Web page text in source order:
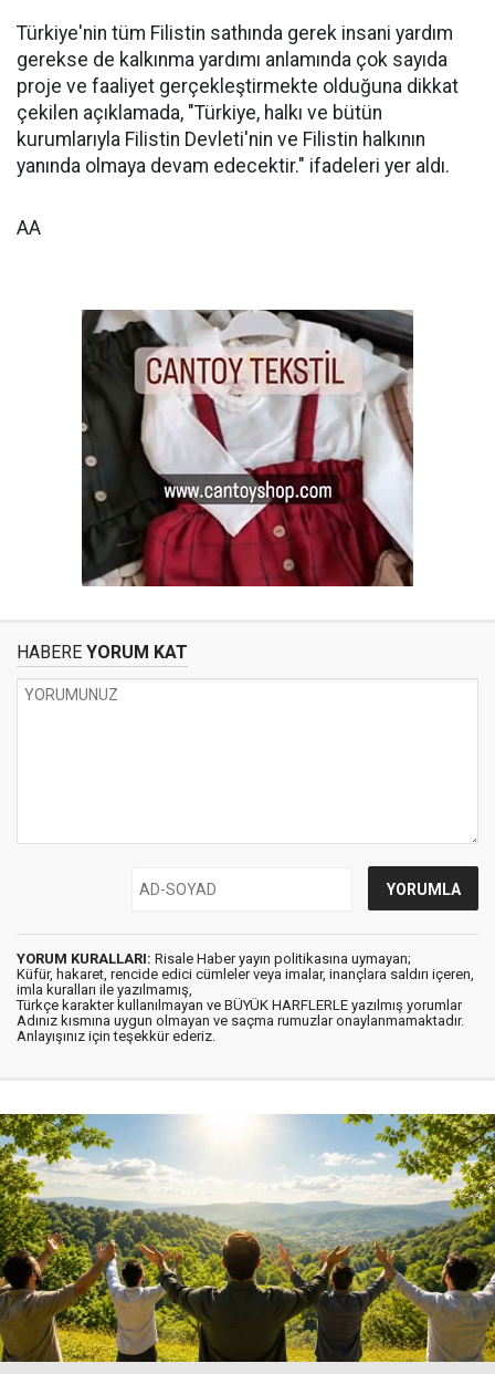
Türkiye'nin tüm Filistin sathında gerek insani yardım
gerekse de kalkınma yardımı anlamında çok sayıda
proje ve faaliyet gerçekleştirmekte olduğuna dikkat
çekilen açıklamada, "Türkiye, halkı ve bütün
kurumlarıyla Filistin Devleti'nin ve Filistin halkının
yanında olmaya devam edecektir." ifadeleri yer aldı.
AA
HABERE YORUM KAT
YORUM KURALLARI: Risale Haber yayın politikasına uymayan;
Küfür, hakaret, rencide edici cümleler veya imalar, inançlara saldırı içeren,
imla kuralları ile yazılmamış,
Türkçe karakter kullanılmayan ve BÜYÜK HARFLERLE yazılmış yorumlar
Adınız kısmına uygun olmayan ve saçma rumuzlar onaylanmamaktadır.
Anlayışınız için teşekkür ederiz.